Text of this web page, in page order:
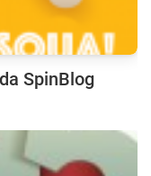
SpinBlog